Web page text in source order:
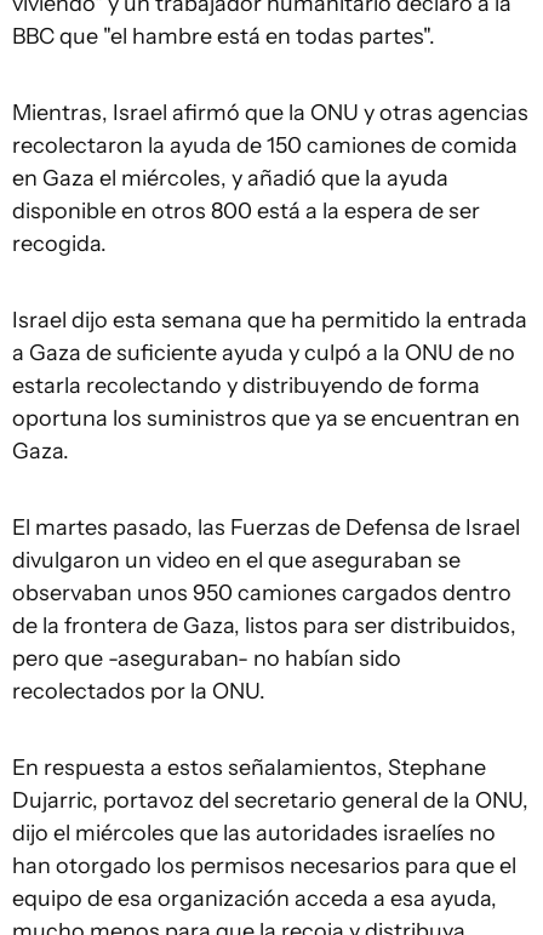
BBC que "el hambre está en todas partes".
Mientras, Israel afirmó que la ONU y otras agencias
recolectaron la ayuda de 150 camiones de comida
en Gaza el miércoles, y añadió que la ayuda
disponible en otros 800 está a la espera de ser
recogida.
Israel dijo esta semana que ha permitido la entrada
a Gaza de suficiente ayuda y culpó a la ONU de no
estarla recolectando y distribuyendo de forma
oportuna los suministros que ya se encuentran en
Gaza.
El martes pasado, las Fuerzas de Defensa de Israel
divulgaron un video en el que aseguraban se
observaban unos 950 camiones cargados dentro
de la frontera de Gaza, listos para ser distribuidos,
pero que -aseguraban- no habían sido
recolectados por la ONU.
En respuesta a estos señalamientos, Stephane
Dujarric, portavoz del secretario general de la ONU,
dijo el miércoles que las autoridades israelíes no
han otorgado los permisos necesarios para que el
equipo de esa organización acceda a esa ayuda,